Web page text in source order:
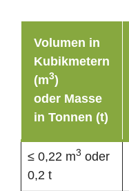
Volumen in
Kubikmetern
(m3)
oder Masse
in Tonnen (t)
≤ 0,22 m3 oder
0,2 t